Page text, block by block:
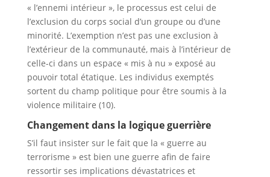
« l’ennemi intérieur », le processus est celui de
l’exclusion du corps social d’un groupe ou d’une
minorité. L’exemption n’est pas une exclusion à
l’extérieur de la communauté, mais à l’intérieur de
celle-ci dans un espace « mis à nu » exposé au
pouvoir total étatique. Les individus exemptés
sortent du champ politique pour être soumis à la
violence militaire (10).
Changement dans la logique guerrière
S’il faut insister sur le fait que la « guerre au
terrorisme » est bien une guerre afin de faire
ressortir ses implications dévastatrices et